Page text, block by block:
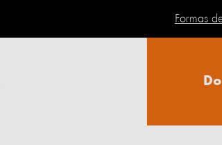
Formas